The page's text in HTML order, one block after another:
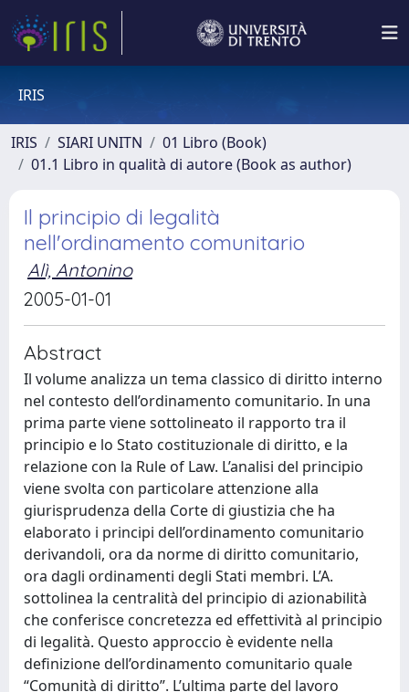
IRIS
IRIS SIARI UNITN
01 Libro (Book)
01.1 Libro in qualità di autore (Book as author)
Il principio di legalità
nell'ordinamento comunitario
Alì, Antonino
2005-01-01
Abstract
Il volume analizza un tema classico di diritto interno
nel contesto dell’ordinamento comunitario. In una
prima parte viene sottolineato il rapporto tra il
principio e lo Stato costituzionale di diritto, e la
relazione con la Rule of Law. L’analisi del principio
viene svolta con particolare attenzione alla
giurisprudenza della Corte di giustizia che ha
elaborato i principi dell’ordinamento comunitario
derivandoli, ora da norme di diritto comunitario,
ora dagli ordinamenti degli Stati membri. L’A.
sottolinea la centralità del principio di azionabilità
che conferisce concretezza ed effettività al principio
di legalità. Questo approccio è evidente nella
definizione dell’ordinamento comunitario quale
“Comunità di diritto”. L’ultima parte del lavoro